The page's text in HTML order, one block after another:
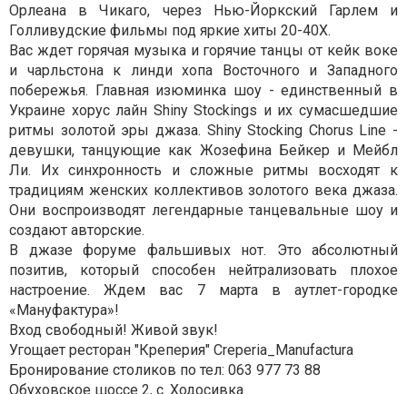
Орлеана в Чикаго, через Нью-Йоркский Гарлем и
Голливудские фильмы под яркие хиты 20-40Х.
Вас ждет горячая музыка и горячие танцы от кейк воке
и чарльстона к линди хопа Восточного и Западного
побережья. Главная изюминка шоу - единственный в
Украине хорус лайн Shiny Stockings и их сумасшедшие
ритмы золотой эры джаза. Shiny Stocking Chorus Line -
девушки, танцующие как Жозефина Бейкер и Мейбл
Ли. Их синхронность и сложные ритмы восходят к
традициям женских коллективов золотого века джаза.
Они воспроизводят легендарные танцевальные шоу и
создают авторские.
В джазе форуме фальшивых нот. Это абсолютный
позитив, который способен нейтрализовать плохое
настроение. Ждем вас 7 марта в аутлет-городке
«Мануфактура»!
Вход свободный! Живой звук!
Угощает ресторан "Креперия" Creperia_Manufactura
Бронирование столиков по тел: 063 977 73 88
Обуховское шоссе 2, с. Ходосивка